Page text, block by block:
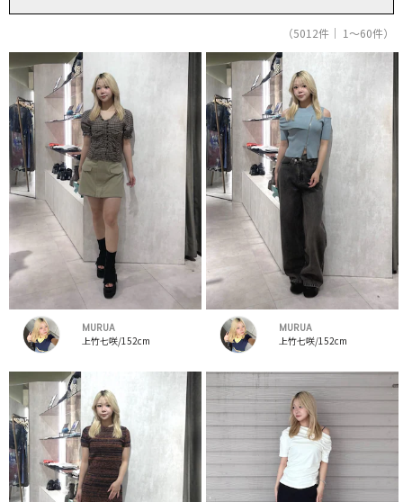
（5012件｜ 1～60件）
MURUA
上竹七咲/152cm
MURUA
上竹七咲/152cm